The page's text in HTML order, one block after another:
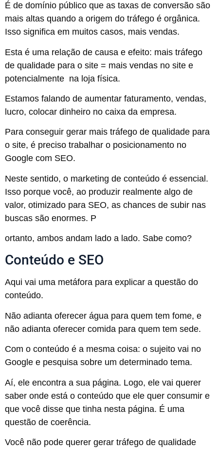
É de domínio público que as taxas de conversão são
mais altas quando a origem do tráfego é orgânica.
Isso significa em muitos casos, mais vendas.
Esta é uma relação de causa e efeito: mais tráfego
de qualidade para o site = mais vendas no site e
potencialmente na loja física.
Estamos falando de aumentar faturamento, vendas,
lucro, colocar dinheiro no caixa da empresa.
Para conseguir gerar mais tráfego de qualidade para
o site, é preciso trabalhar o posicionamento no
Google com SEO.
Neste sentido, o marketing de conteúdo é essencial.
Isso porque você, ao produzir realmente algo de
valor, otimizado para SEO, as chances de subir nas
buscas são enormes. P
ortanto, ambos andam lado a lado. Sabe como?
Conteúdo e SEO
Aqui vai uma metáfora para explicar a questão do
conteúdo.
Não adianta oferecer água para quem tem fome, e
não adianta oferecer comida para quem tem sede.
Com o conteúdo é a mesma coisa: o sujeito vai no
Google e pesquisa sobre um determinado tema.
Aí, ele encontra a sua página. Logo, ele vai querer
saber onde está o conteúdo que ele quer consumir e
que você disse que tinha nesta página. É uma
questão de coerência.
Você não pode querer gerar tráfego de qualidade